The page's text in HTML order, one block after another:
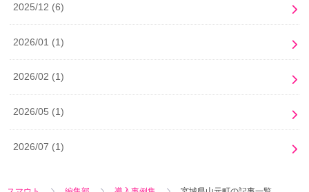
2025/12 (6)
2026/01 (1)
2026/02 (1)
2026/05 (1)
2026/07 (1)